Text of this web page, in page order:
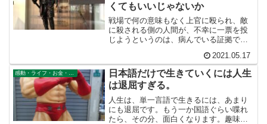
くてもいいじゃないか
戦場で何の意味もなく上官に殴られ、敵
に殺される側の人間が、不幸に一票を投
じようというのは、病んでいる証拠でし
失ってはじめて価値に気づくものなのか
もしれません。
2021.05.17
感動・ライフ・お金・仕事
日本語だけで生きていくには人生
は退屈すぎる。
人生は、単一言語で生きるには、あまり
にも退屈です。もう一か国語ぐらい喋れ
たら、その分、面白くなります。趣味の